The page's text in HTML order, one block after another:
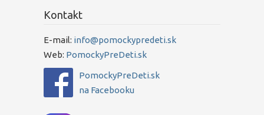
Kontakt
E-mail: info@pomockypredeti.sk
Web: PomockyPreDeti.sk
PomockyPreDeti.sk
na Facebooku